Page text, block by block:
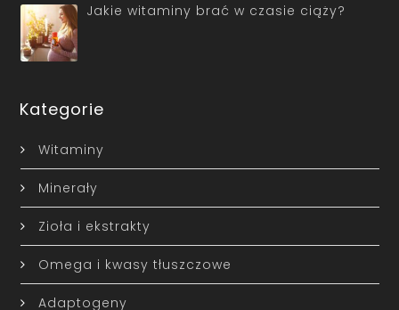
Jakie witaminy brać w czasie ciąży?
Kategorie
Witaminy
Minerały
Zioła i ekstrakty
Omega i kwasy tłuszczowe
Adaptogeny